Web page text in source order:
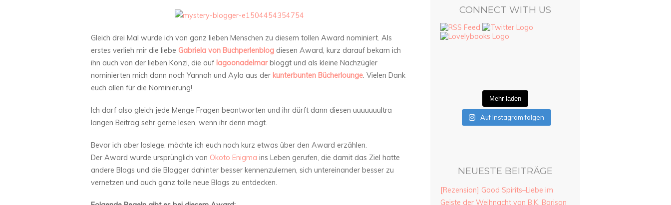
Gleich drei Mal wurde ich von ganz lieben Menschen zu diesem tollen Award nominiert. Als
erstes verlieh mir die liebe Gabriela von Buchperlenblog diesen Award, kurz darauf bekam ich
ihn auch von der lieben Konzi, die auf lagoonadelmarbloggt und als kleine Nachzügler
nominierten mich dann noch Yannah und Ayla aus der kunterbunten Bücherlounge. Vielen Dank
euch allen für die Nominierung!
Ich darf also gleich jede Menge Fragen beantworten und ihr dürft dann diesen uuuuuuultra
langen Beitrag sehr gerne lesen, wenn ihr denn mögt.
Bevor ich aber loslege, möchte ich euch noch kurz etwas über den Award erzählen.
Der Award wurde ursprünglich von Okoto Enigma ins Leben gerufen, die damit das Ziel hatte
andere Blogs und die Blogger dahinter besser kennenzulernen, sich untereinander besser zu
vernetzen und auch ganz tolle neue Blogs zu entdecken.
CONNECT WITH US
Mehr laden
Auf Instagram folgen
NEUESTE BEITRÄGE
[Rezension] Good Spirits–Liebe im
Geiste der Weihnacht von B.K. Borison